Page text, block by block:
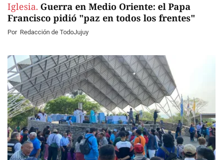
Iglesia. Guerra en Medio Oriente: el Papa
Francisco pidió "paz en todos los frentes"
Por Redacción de TodoJujuy